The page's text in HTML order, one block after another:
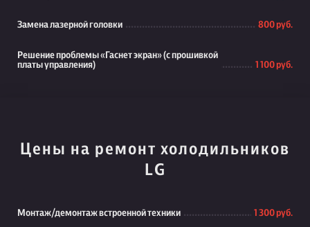
Замена лазерной головки 800 руб.
Решение проблемы «Гаснет экран» (с прошивкой
платы управления)
1 100 руб.
Цены на ремонт холодильников
LG
Монтаж/демонтаж встроенной техники 1 300 руб.